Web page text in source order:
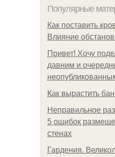
Популярные
Как поставить
Влияние
Привет! Хочу
давним и
Как вырастить
Неправильное
5 ошибок
стенах
Гардения.